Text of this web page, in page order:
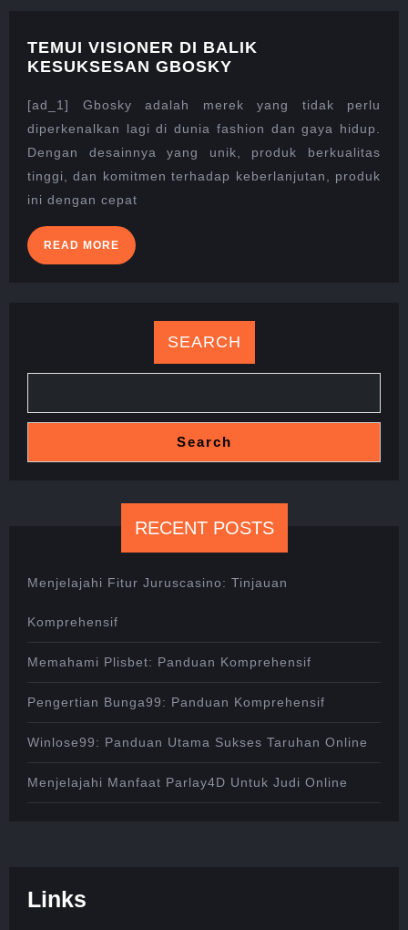
TEMUI VISIONER DI BALIK
KESUKSESAN GBOSKY
DI
BALIK
GBOSKY
[ad_1] Gbosky adalah merek yang tidak perlu
diperkenalkan lagi di dunia fashion dan gaya hidup.
Dengan desainnya yang unik, produk berkualitas
tinggi, dan komitmen terhadap keberlanjutan, produk
ini dengan cepat
READ MORE READ
MORE
SEARCH
Search
RECENT POSTS
Menjelajahi Fitur Juruscasino: Tinjauan
Komprehensif
Memahami Plisbet: Panduan Komprehensif
Pengertian Bunga99: Panduan Komprehensif
Winlose99: Panduan Utama Sukses Taruhan Online
Menjelajahi Manfaat Parlay4D Untuk Judi Online
Links